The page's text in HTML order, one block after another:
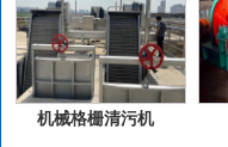
机械格栅清污机